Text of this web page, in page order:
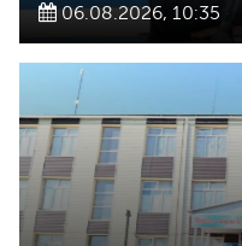
06.08.2026, 10:35